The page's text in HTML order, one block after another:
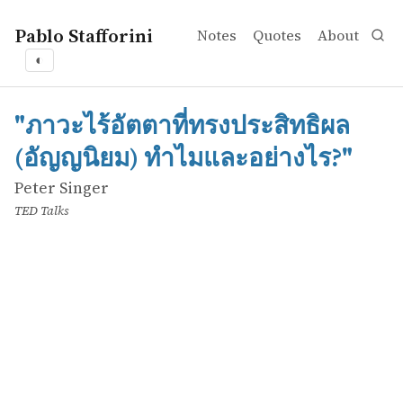
Pablo Stafforini Notes Quotes About
◐
works
Peter Singer
"ภาวะไร้อัตตาที่ทรงประสิทธิผล (อัญญนิยม) ทำไมและอย่างไร
online
"ภาวะไร้อัตตาที่ทรงประสิทธิผล
(อัญญนิยม) ทำไมและอย่างไร?"
Peter Singer
TED Talks